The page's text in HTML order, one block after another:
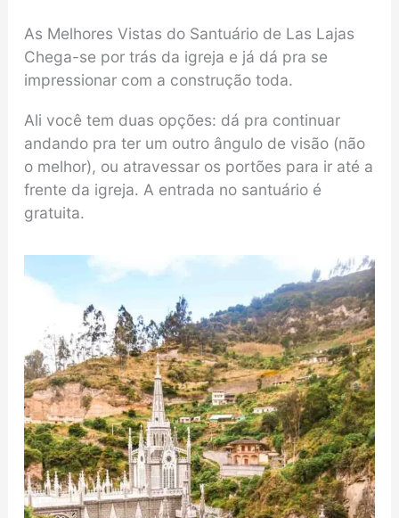
As Melhores Vistas do Santuário de Las Lajas
Chega-se por trás da igreja e já dá pra se
impressionar com a construção toda.
Ali você tem duas opções: dá pra continuar
andando pra ter um outro ângulo de visão (não
o melhor), ou atravessar os portões para ir até a
frente da igreja. A entrada no santuário é
gratuita.